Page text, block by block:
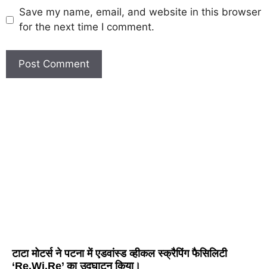
Save my name, email, and website in this browser
for the next time I comment.
टाटा मोटर्स ने पटना में एडवांस्ड व्हीकल स्क्रैपिंग फैसिलिटी
‘Re.Wi.Re’ का उद्घाटन किया।